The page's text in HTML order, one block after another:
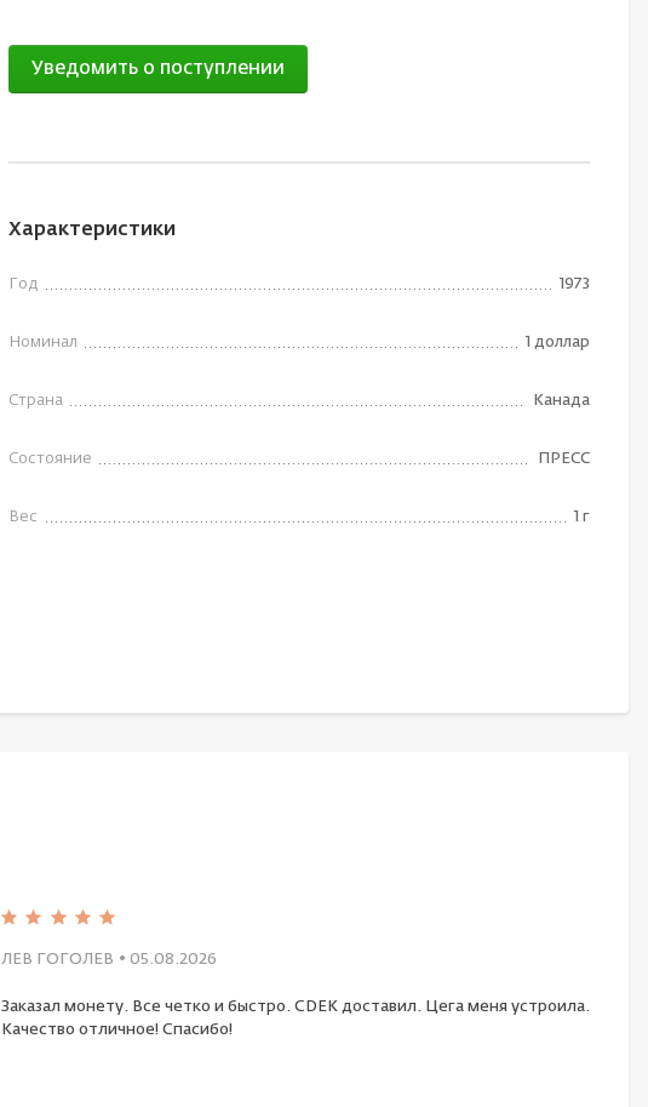
Уведомить о поступлении
Характеристики
Год 1973
Номинал 1 доллар
Страна Канада
Состояние ПРЕСС
Вес 1 г
ЛЕВ ГОГОЛЕВ • 05.08.2026
Заказал монету. Все четко и быстро. CDEK доставил. Цега меня устроила.
Качество отличное! Спасибо!